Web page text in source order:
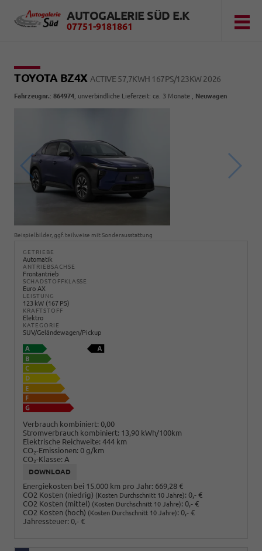
AUTOGALERIE SÜD E.K
07751-9181861
TOYOTA BZ4X ACTIVE 57,7KWH 167PS/123KW 2026
Fahrzeugnr.: 864974 , unverbindliche Lieferzeit: ca. 3 Monate , Neuwagen
Beispielbilder, ggf. teilweise mit Sonderausstattung
GETRIEBE
Automatik
ANTRIEBSACHSE
Frontantrieb
SCHADSTOFFKLASSE
Euro AX
LEISTUNG
123 kW (167 PS)
KRAFTSTOFF
Elektro
KATEGORIE
SUV/Geländewagen/Pickup
Verbrauch kombiniert: 0,00
Stromverbrauch kombiniert: 13,90 kWh/100km
Elektrische Reichweite: 444 km
CO2-Emissionen: 0 g/km
CO2-Klasse: A
DOWNLOAD
Energiekosten bei 15.000 km pro Jahr: 669,28 €
CO2 Kosten (niedrig) (Kosten Durchschnitt 10 Jahre): 0,- €
CO2 Kosten (mittel) (Kosten Durchschnitt 10 Jahre): 0,- €
CO2 Kosten (hoch) (Kosten Durchschnitt 10 Jahre): 0,- €
Jahressteuer: 0,- €